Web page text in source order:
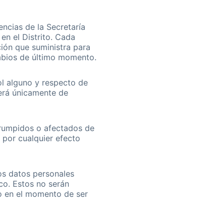
de la Secretarí­a
el Distrito. Cada
que suministra para
de último momento.
alguno y respecto de
únicamente de
o afectados de
cualquier efecto
datos personales
Estos no serán
el momento de ser